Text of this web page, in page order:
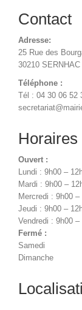
Contact
Adresse:
25 Rue des
30210 SERNHAC
Téléphone :
Tél : 04 30 06 52
Horaires
Ouvert :
Lundi : 9h00 –
Mardi : 9h00 –
Mercredi : 9h00
Jeudi : 9h00 –
Vendredi : 9h00
Fermé :
Samedi
Dimanche